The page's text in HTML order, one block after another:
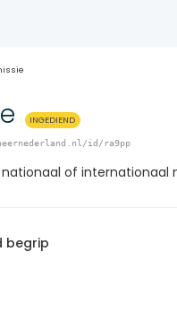
INGEDIEND
id/ra9pp
of internationaal
begrip